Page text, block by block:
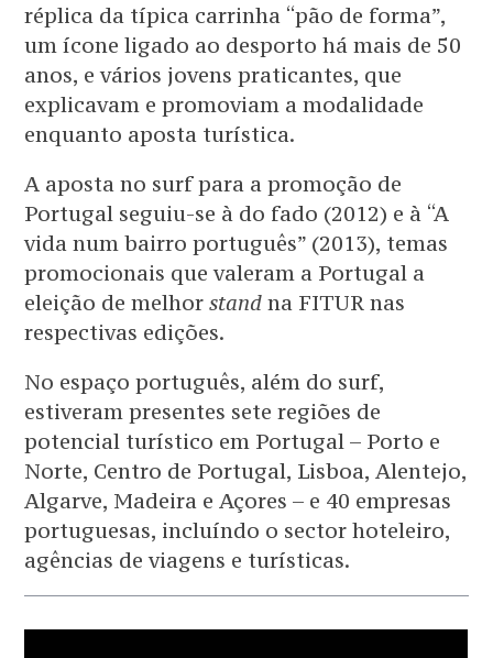
réplica da típica carrinha “pão de forma”,
um ícone ligado ao desporto há mais de 50
anos, e vários jovens praticantes, que
explicavam e promoviam a modalidade
enquanto aposta turística.
A aposta no surf para a promoção de
Portugal seguiu-se à do fado (2012) e à “A
vida num bairro português” (2013), temas
promocionais que valeram a Portugal a
eleição de melhorstand na FITUR nas
respectivas edições.
No espaço português, além do surf,
estiveram presentes sete regiões de
potencial turístico em Portugal – Porto e
Norte, Centro de Portugal, Lisboa, Alentejo,
Algarve, Madeira e Açores – e 40 empresas
portuguesas, incluíndo o sector hoteleiro,
agências de viagens e turísticas.